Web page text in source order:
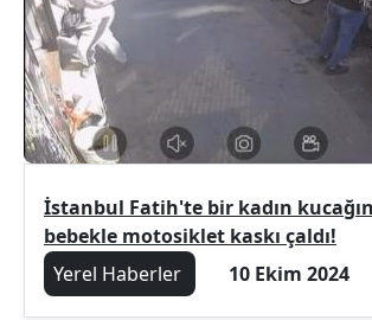
İstanbul Fatih'te bir kadın
bebekle motosiklet kaskı çaldı!
Yerel Haberler
10 Ekim 2024